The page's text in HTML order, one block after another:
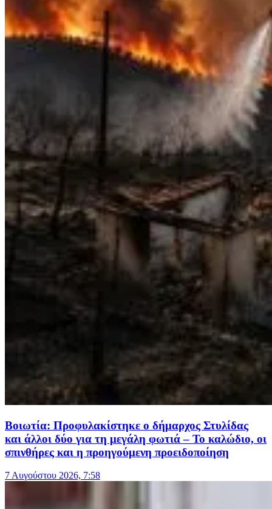
Βοιωτία: Προφυλακίστηκε ο δήμαρχος Στυλίδας
και άλλοι δύο για τη μεγάλη φωτιά – Το καλώδιο, οι
σπινθήρες και η προηγούμενη προειδοποίηση
7 Αυγούστου 2026, 7:58